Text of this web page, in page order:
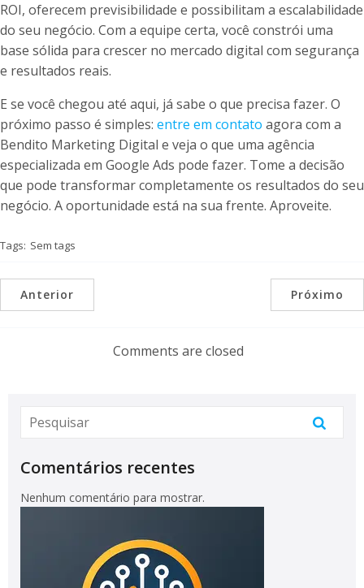
ROI, oferecem previsibilidade e possibilitam a escalabilidade
do seu negócio. Com a equipe certa, você constrói uma
base sólida para crescer no mercado digital com segurança
e resultados reais.
E se você chegou até aqui, já sabe o que precisa fazer. O
próximo passo é simples: entre em contato agora com a
Bendito Marketing Digital e veja o que uma agência
especializada em Google Ads pode fazer. Tome a decisão
que pode transformar completamente os resultados do seu
negócio. A oportunidade está na sua frente. Aproveite.
Tags: Sem tags
Anterior Próximo
Comments are closed
Comentários recentes
Nenhum comentário para mostrar.